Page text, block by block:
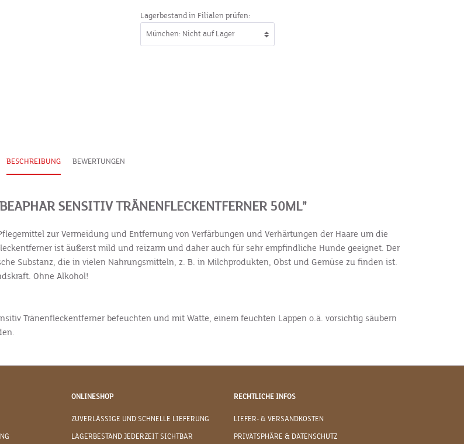
Lagerbestand in Filialen prüfen:
BESCHREIBUNG BEWERTUNGEN
SENSITIV TRÄNENFLECKENTFERNER 50ML"
zur Vermeidung und Entfernung von Verfärbungen und Verhärtungen der Haare um die
ist äußerst mild und reizarm und daher auch für sehr empfindliche Hunde geeignet. Der
Substanz, die in vielen Nahrungsmitteln, z. B. in Milchprodukten, Obst und Gemüse zu finden ist.
Ohne Alkohol!
Tränenfleckentferner befeuchten und mit Watte, einem feuchten Lappen o.ä. vorsichtig säubern
ONLINESHOP
ZUVERLÄSSIGE UND SCHNELLE LIEFERUNG
LAGERBESTAND JEDERZEIT SICHTBAR
RECHTLICHE INFOS
LIEFER- & VERSANDKOSTEN
PRIVATSPHÄRE & DATENSCHUTZ